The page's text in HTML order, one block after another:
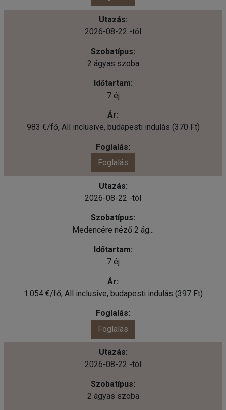
2026-08-22 -tól
2 ágyas szoba
7 éj
983 €/fő, All inclusive, budapesti indulás (370 Ft)
Foglalás
2026-08-22 -tól
Medencére néző 2 ág...
7 éj
1.054 €/fő, All inclusive, budapesti indulás (397 Ft)
Foglalás
2026-08-22 -tól
2 ágyas szoba